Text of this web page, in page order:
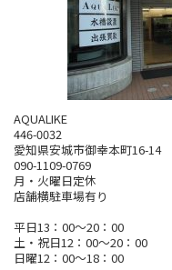
AQUALIKE
446-0032
愛知県安城市御幸本町16-14
090-1109-0769
月・火曜日定休
店舗横駐車場有り
平日13：00～20：00
土・祝日12：00～20：00
日曜12：00～18：00